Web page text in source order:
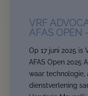
VRF
AFAS OPEN
Op 17 juni 2025 is
AFAS Open 2025
waar
dienstverlening